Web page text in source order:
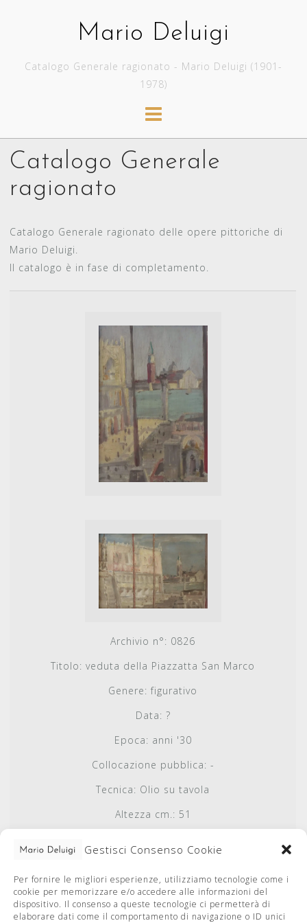
Gestisci Consenso Cookie
Per fornire le migliori esperienze, utilizziamo tecnologie come i
cookie per memorizzare e/o accedere alle informazioni del
dispositivo. Il consenso a queste tecnologie ci permetterà di
elaborare dati come il comportamento di navigazione o ID unici
Mario Deluigi
Catalogo Generale ragionato - Mario Deluigi (1901-
1978)
Catalogo Generale
ragionato
Catalogo Generale ragionato delle opere pittoriche di
Mario Deluigi.
Il catalogo è in fase di completamento.
Archivio n°: 0826
Titolo: veduta della Piazzatta San Marco
Genere: figurativo
Data: ?
Epoca: anni '30
Collocazione pubblica: -
Tecnica: Olio su tavola
Altezza cm.: 51
Autenticato il:2019-07-20